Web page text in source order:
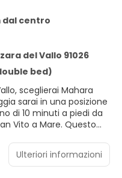
dal centro
del Vallo 91026
bed)
sceglierai Mahara
sarai in una posizione
di 10 minuti a piedi da
a Mare. Questo
Salvatore.
dove ti attendono
Ulteriori informazioni